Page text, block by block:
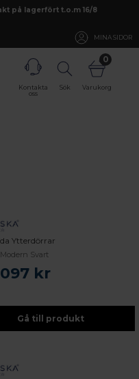
på lagerfört t.o.m 16/8
MINA SIDOR
Kontakta
oss
Sök
0
Varukorg
Ytterdörrar
Svart
097 kr
Gå till produkt